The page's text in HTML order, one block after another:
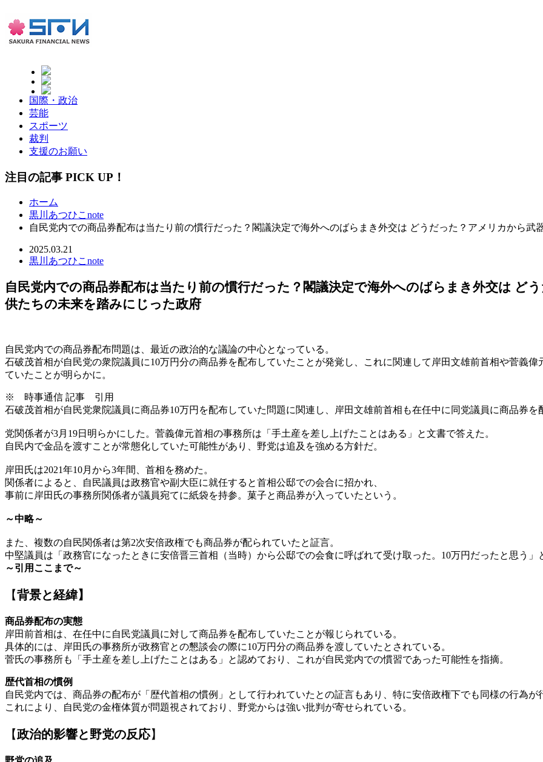
国際・政治
芸能
スポーツ
裁判
支援のお願い
注目の記事 PICK UP！
ホーム
黒川あつひこnote
自民党内での商品券配布は当たり前の慣行だった？閣議決定で海外へのばらまき外交は どうだった？アメリカから
2025.03.21
黒川あつひこnote
自民党内での商品券配布は当たり前の慣行だった？閣議決定で海外へのばらまき外交は ど
供たちの未来を踏みにじった政府
自民党内での商品券配布問題は、最近の政治的な議論の中心となっている。
石破茂首相が自民党の衆院議員に10万円分の商品券を配布していたことが発覚し、これに関連して岸田文雄前首相や菅義
ていたことが明らかに。
※ 時事通信 記事 引用
石破茂首相が自民党衆院議員に商品券10万円を配布していた問題に関連し、岸田文雄前首相も在任中に同党議員に商品券を
党関係者が3月19日明らかにした。菅義偉元首相の事務所は「手土産を差し上げたことはある」と文書で答えた。
自民内で金品を渡すことが常態化していた可能性があり、野党は追及を強める方針だ。
岸田氏は2021年10月から3年間、首相を務めた。
関係者によると、自民議員は政務官や副大臣に就任すると首相公邸での会合に招かれ、
事前に岸田氏の事務所関係者が議員宛てに紙袋を持参。菓子と商品券が入っていたという。
～中略～
また、複数の自民関係者は第2次安倍政権でも商品券が配られていたと証言。
中堅議員は「政務官になったときに安倍晋三首相（当時）から公邸での会食に呼ばれて受け取った。10万円だったと思う」
～引用ここまで～
【背景と経緯】
商品券配布の実態
岸田前首相は、在任中に自民党議員に対して商品券を配布していたことが報じられている。
具体的には、岸田氏の事務所が政務官との懇談会の際に10万円分の商品券を渡していたとされている。
菅氏の事務所も「手土産を差し上げたことはある」と認めており、これが自民党内での慣習であった可能性を指摘。
歴代首相の慣例
自民党内では、商品券の配布が「歴代首相の慣例」として行われていたとの証言もあり、特に安倍政権下でも同様の行為
これにより、自民党の金権体質が問題視されており、野党からは強い批判が寄せられている。
【政治的影響と野党の反応】